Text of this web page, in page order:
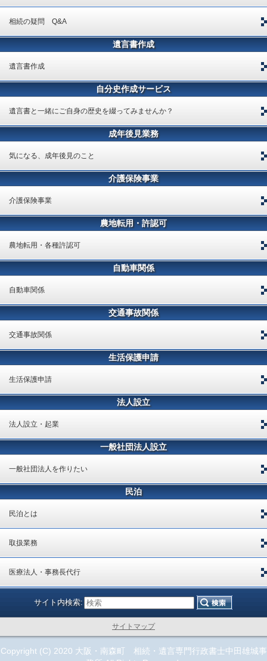
相続の疑問 Q&A
遺言書作成
遺言書作成
自分史作成サービス
遺言書と一緒にご自身の歴史を綴ってみませんか？
成年後見業務
気になる、成年後見のこと
介護保険事業
介護保険事業
農地転用・許認可
農地転用・各種許認可
自動車関係
自動車関係
交通事故関係
交通事故関係
生活保護申請
生活保護申請
法人設立
法人設立・起業
一般社団法人設立
一般社団法人を作りたい
民泊
民泊とは
取扱業務
医療法人・事務長代行
サイト内検索:
サイトマップ
Copyright (C) 2020 大阪・南森町 相続・遺言専門行政書士中田雄城事